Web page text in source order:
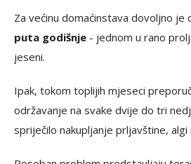
Za većinu domaćinstava dovoljno je
puta godišnje - jednom u rano
jeseni.
Ipak, tokom toplijih mjeseci
održavanje na svake dvije do tri
spriječilo nakupljanje prljavštine, algi